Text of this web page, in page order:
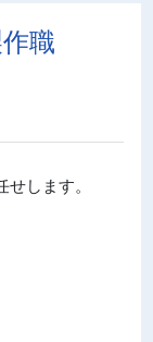
職
します。